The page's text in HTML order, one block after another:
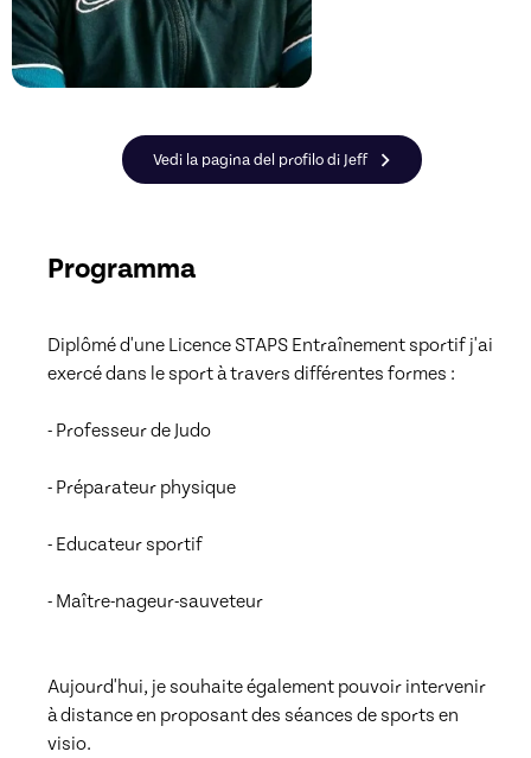
Vedi la pagina del profilo di Jeff
Programma
Diplômé d'une Licence STAPS Entraînement sportif j'ai
exercé dans le sport à travers différentes formes :
- Professeur de Judo
- Préparateur physique
- Educateur sportif
- Maître-nageur-sauveteur
Aujourd'hui, je souhaite également pouvoir intervenir
à distance en proposant des séances de sports en
visio.